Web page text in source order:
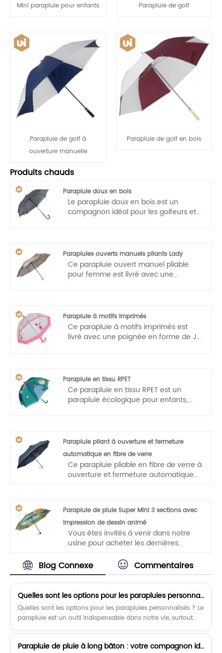
Mini parapluie pour enfants Parapluie de golf
Parapluie de golf à
ouverture manuelle
Parapluie de golf en bois
Produits chauds
Parapluie doux en bois
Le parapluie doux en bois est un
compagnon idéal pour les golfeurs et
combinant différentes couleurs, sa
poignée en bois confortable, son cadre
robuste et son mécanisme d'ouverture
automatique, le parapluie de golf
sport !
Parapluies ouverts manuels pliants Lady
Ce parapluie ouvert manuel pliable
pour femme est livré avec une
légère et pratique.
Parapluie à motifs imprimés
Ce parapluie à motifs imprimés est
livré avec une poignée en forme de J
pratique.
Parapluie en tissu RPET
Ce parapluie en tissu RPET est un
parapluie écologique pour enfants,
opération à une main, légère et
pratique.
Parapluie pliant à ouverture et fermeture
automatique en fibre de verre
Ce parapluie pliable en fibre de verre à
ouverture et fermeture automatique
et fermeture automatiques, opération
à une main, légère et pratique.
Parapluie de pluie Super Mini 3 sections avec
impression de dessin animé
Vous êtes invités à venir dans notre
usine pour acheter les dernières
Parapluie de pluie Super Mini à 3
sections avec impression de dessin
animé. Nous sommes impatients de
coopérer avec vous.
Blog Connexe Commentaires
Quelles sont les options pour les parapluies personnalisés ?
Quelles sont les options pour les parapluies personnalisés ? Le
parapluie est un outil indispensable dans notre vie, surtout
Parapluie de pluie à long bâton : votre compagnon idéal sous la pluie